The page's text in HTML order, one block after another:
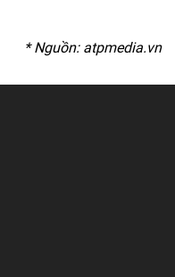
* Nguồn: atpmedia.vn